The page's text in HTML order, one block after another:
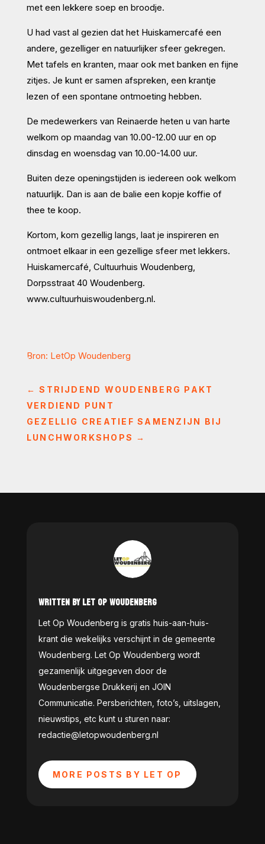
met een lekkere soep en broodje.
U had vast al gezien dat het Huiskamercafé een
andere, gezelliger en natuurlijker sfeer gekregen.
Met tafels en kranten, maar ook met banken en fijne
zitjes. Je kunt er samen afspreken, een krantje
lezen of een spontane ontmoeting hebben.
De medewerkers van Reinaerde heten u van harte
welkom op maandag van 10.00-12.00 uur en op
dinsdag en woensdag van 10.00-14.00 uur.
Buiten deze openingstijden is iedereen ook welkom
natuurlijk. Dan is aan de balie een kopje koffie of
thee te koop.
Kortom, kom gezellig langs, laat je inspireren en
ontmoet elkaar in een gezellige sfeer met lekkers.
Huiskamercafé, Cultuurhuis Woudenberg,
Dorpsstraat 40 Woudenberg.
www.cultuurhuiswoudenberg.nl.
Bron: LetOp Woudenberg
←STRIJDEND WOUDENBERG PAKT
VERDIEND PUNT
GEZELLIG CREATIEF SAMENZIJN BIJ
LUNCHWORKSHOPS →
WRITTEN BY LET OP WOUDENBERG
Let Op Woudenberg is gratis huis-aan-huis-
krant die wekelijks verschijnt in de gemeente
Woudenberg. Let Op Woudenberg wordt
gezamenlijk uitgegeven door de
Woudenbergse Drukkerij en JOIN
Communicatie. Persberichten, foto’s, uitslagen,
nieuwstips, etc kunt u sturen naar:
redactie@letopwoudenberg.nl
MORE POSTS BY LET OP